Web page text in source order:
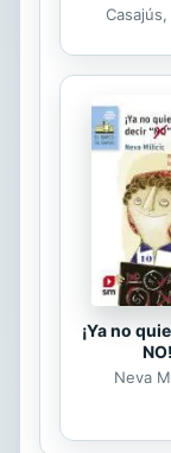
¡Ya no
NO!
Neva